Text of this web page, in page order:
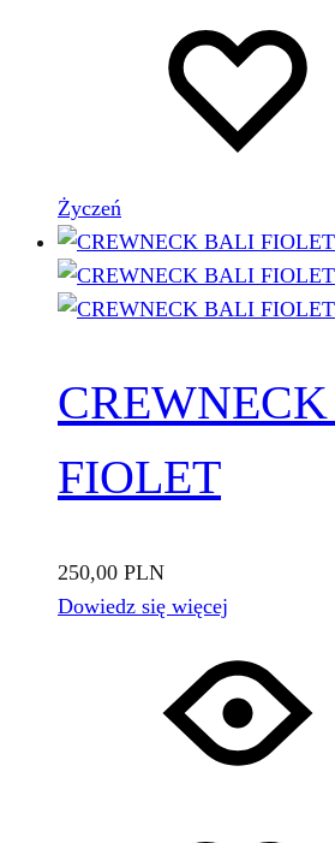
Życzeń
FIOLET
250,00 PLN
Dowiedz się więcej